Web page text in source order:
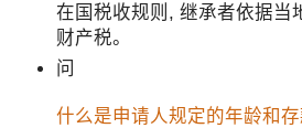
在国税收规则, 继承者依据当
财产税。
问
什么是申请人规定的年龄和